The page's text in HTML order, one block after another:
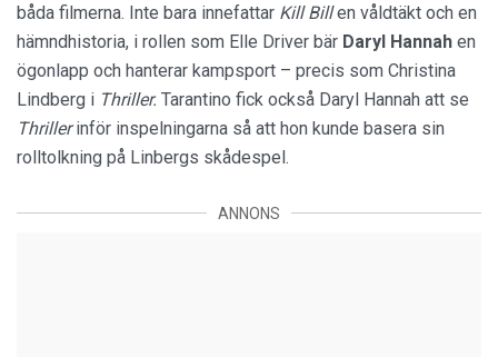
båda filmerna. Inte bara innefattar Kill Billen våldtäkt och en
hämndhistoria, i rollen som Elle Driver bär Daryl Hannah en
ögonlapp och hanterar kampsport – precis som Christina
Lindberg i Thriller. Tarantino fick också Daryl Hannah att se
Thrillerinför inspelningarna så att hon kunde basera sin
rolltolkning på Linbergs skådespel.
ANNONS